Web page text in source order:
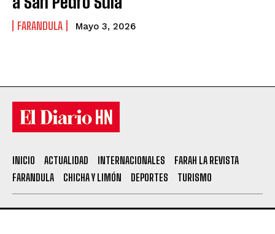
FARANDULA Mayo 3, 2026
INICIO ACTUALIDAD INTERNACIONALES
FARAH LA REVISTA
FARANDULA
CHICHA Y LIMÓN DEPORTES TURISMO